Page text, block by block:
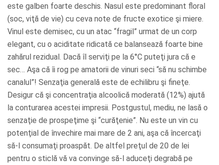
este galben foarte deschis. Nasul este predominant floral
(soc, viţă de vie) cu ceva note de fructe exotice şi miere.
Vinul este demisec, cu un atac “fragil” urmat de un corp
elegant, cu o aciditate ridicată ce balansează foarte bine
zahărul rezidual. Dacă îl serviţi pe la 6°C puteţi jura că e
sec… Aşa că îi rog pe amatorii de vinuri seci “să nu schimbe
canalul”! Senzaţia generală este de echilibru şi fineţe.
Desigur că şi concentraţia alcoolică moderată (12%) ajută
la conturarea acestei impresii. Postgustul, mediu, ne lasă o
senzaţie de prospeţime şi “curăţenie”. Nu este un vin cu
potenţial de învechire mai mare de 2 ani, aşa că încercaţi
să-l consumaţi proaspăt. De altfel preţul de 20 de lei
pentru o sticlă vă va convinge să-l aduceţi degrabă pe